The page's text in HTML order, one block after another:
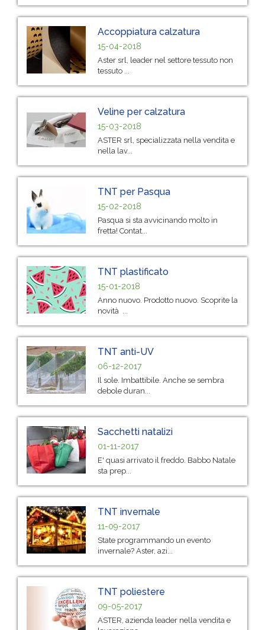
Accoppiatura calzatura
15-04-2018
Aster srl, leader nel settore tessuto non
tessuto ...
Veline per calzatura
15-03-2018
ASTER srl, specializzata nella vendita e
nella lav...
TNT per Pasqua
15-02-2018
Pasqua si sta avvicinando molto in
fretta! Contat...
TNT plastificato
15-01-2018
Anno nuovo. Prodotto nuovo. Scoprite la
novità ...
TNT anti-UV
06-12-2017
Il sole. Imbattibile. Anche se sembra
debole duran...
Sacchetti natalizi
01-11-2017
E' quasi arrivato il freddo. Babbo Natale
sta prep...
TNT invernale
11-09-2017
State programmando un evento
invernale? Aster, azi...
TNT poliestere
09-05-2017
ASTER, azienda leader nella vendita e